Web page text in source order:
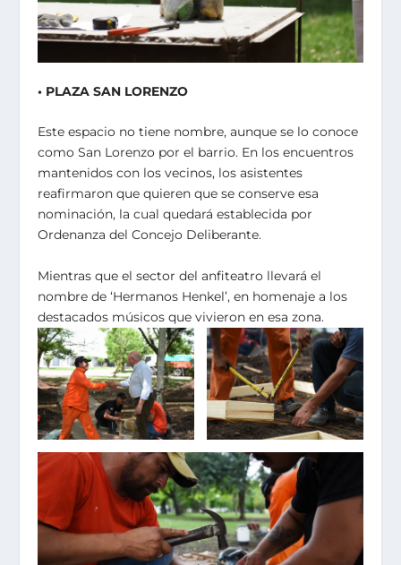
• PLAZA SAN LORENZO
Este espacio no tiene nombre, aunque se lo conoce
como San Lorenzo por el barrio. En los encuentros
mantenidos con los vecinos, los asistentes
reafirmaron que quieren que se conserve esa
nominación, la cual quedará establecida por
Ordenanza del Concejo Deliberante.
Mientras que el sector del anfiteatro llevará el
nombre de ‘Hermanos Henkel’, en homenaje a los
destacados músicos que vivieron en esa zona.